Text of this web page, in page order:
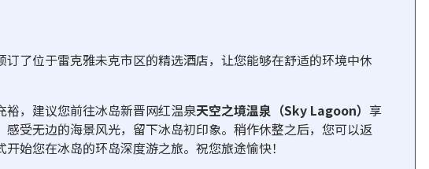
了位于雷克雅未克市区的精选酒店，让您能够在舒适的环境中休
，建议您前往冰岛新晋网红温泉天空之境温泉（Sky Lagoon） 享
受无边的海景风光，留下冰岛初印象。稍作休整之后，您可以返
始您在冰岛的环岛深度游之旅。祝您旅途愉快！